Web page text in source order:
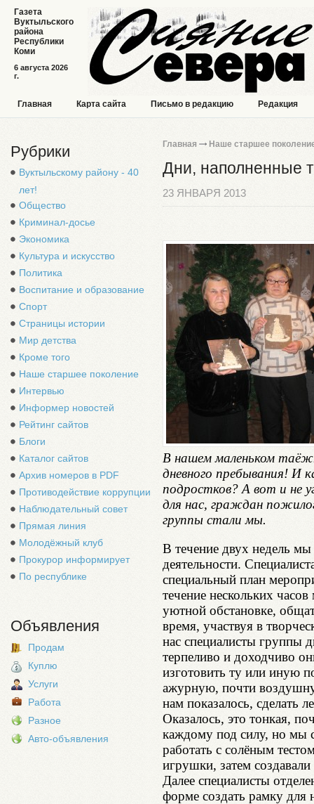
6 августа 2026
г.
Газета
Вуктыльского
района
Республики
Коми
Главная Карта сайта Письмо в редакцию Редакция
Рубрики
Вуктыльскому району - 40
лет!
Общество
Криминал-досье
Экономика
Культура и искусство
Политика
Воспитание и образование
Спорт
Страницы истории
Мир детства
Кроме того
Наше старшее поколение
Интервью
Информер новостей
Рейтинг сайтов
Блоги
Каталог сайтов
Архив номеров в PDF
Противодействие коррупции
Наблюдательный совет
Прямая линия
Молодёжный клуб
Прокурор информирует
По республике
Объявления
Продам
Куплю
Услуги
Работа
Разное
Авто-объявления
Главная Наше старшее
Дни, наполненные
23 ЯНВАРЯ 2013
В нашем маленьком
дневного пребывания! И
подростков? А вот и не
для нас, граждан
группы стали мы.
В течение двух недель
деятельности.
специальный план
течение нескольких
уютной обстановке,
время, участвуя в
нас специалисты группы
терпеливо и доходчиво
изготовить ту или иную
ажурную, почти
нам показалось, сделать
Оказалось, это тонкая,
каждому под силу, но мы
работать с солёным
игрушки, затем
Далее специалисты
форме создать рамку для